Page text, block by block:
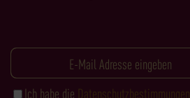
Ich habe die Datenschutzbestimmungen